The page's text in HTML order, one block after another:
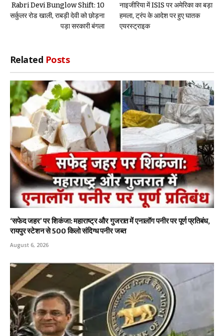
Rabri Devi Bunglow Shift: 10
सर्कुलर रोड खाली, राबड़ी देवी को छोड़ना
पड़ा सरकारी बंगला
नाइजीरिया में ISIS पर अमेरिका का बड़ा
हमला, ट्रंप के आदेश पर हुए घातक
एयरस्ट्राइक
Related Posts
‘सफेद जहर’ पर शिकंजा: महाराष्ट्र और गुजरात में एनालॉग पनीर पर पूर्ण प्रतिबंध,
रायपुर स्टेशन से 500 किलो संदिग्ध पनीर जब्त
August 6, 2026